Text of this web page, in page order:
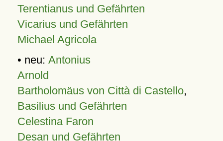
Terentianus und Gefährten
Vicarius und Gefährten
Michael Agricola
• neu: Antonius
Arnold
Bartholomäus von Città di Castello,
Basilius und Gefährten
Celestina Faron
Desan und Gefährten